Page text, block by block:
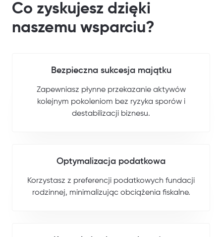
Co zyskujesz dzięki
naszemu wsparciu?
Bezpieczna sukcesja majątku
Zapewniasz płynne przekazanie aktywów
kolejnym pokoleniom bez ryzyka sporów i
destabilizacji biznesu.
Optymalizacja podatkowa
Korzystasz z preferencji podatkowych fundacji
rodzinnej, minimalizując obciążenia fiskalne.